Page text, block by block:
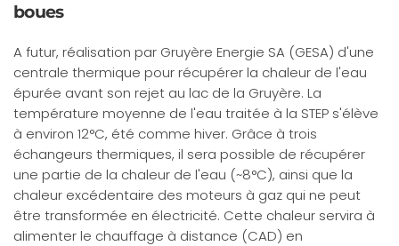
boues
A futur, réalisation par Gruyère Energie SA (GESA) d'une
centrale thermique pour récupérer la chaleur de l'eau
épurée avant son rejet au lac de la Gruyère. La
température moyenne de l'eau traitée à la STEP s'élève
à environ 12°C, été comme hiver. Grâce à trois
échangeurs thermiques, il sera possible de récupérer
une partie de la chaleur de l'eau (~8°C), ainsi que la
chaleur excédentaire des moteurs à gaz qui ne peut
être transformée en électricité. Cette chaleur servira à
alimenter le chauffage à distance (CAD) en